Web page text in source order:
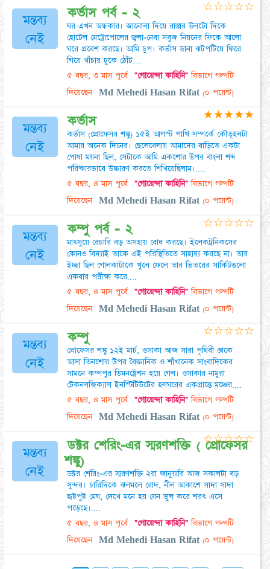
মন্তব্য
নেই
কর্ভাস পর্ব - ২
ঘর এখন অন্ধকার। জানোলা দিয়ে রাস্তার উলটো দিকে
হোটেল মেট্রোপোলের জ্বলা-নেবা সবুজ নিয়নের ফিকে আলো
ঘরে প্রবেশ করছে। আমি চুপ। কর্ভাস ডানা ঝটপটিয়ে ফিরে
গিয়ে খাঁচায় ঢুকে ঠোঁট....
৫ বছর, ৩ মাস পূর্বে "গোয়েন্দা কাহিনি"বিভাগে গল্পটি
দিয়েছেন
Md Mehedi Hasan Rifat(০ পয়েন্ট)
☆☆☆☆☆
মন্তব্য
নেই
কর্ভাস
কর্ভাস (প্রোফেসর শঙ্কু) ১৫ই আগস্ট পাখি সম্পর্কে কৌতূহলটা
আমার অনেক দিনের। ছেলেবেলায় আমাদের বাড়িতে একটা
পোষা ময়না ছিল, সেটাকে আমি একশোর উপর বাংলা শব্দ
পরিষ্কারভাবে উচ্চারণ করতে শিখিয়েছিলাম।....
৫ বছর, ৪ মাস পূর্বে "গোয়েন্দা কাহিনি"বিভাগে গল্পটি
দিয়েছেন
Md Mehedi Hasan Rifat(০ পয়েন্ট)
★★★★★
মন্তব্য
নেই
কম্পু পর্ব - ২
মাৎসুয়ে বেচারি বড় অসহায় বোধ করছে। ইলেকট্রনিকসের
কোনও বিদ্যাই তাকে এই পরিস্থিতিতে সাহায্য করছে না। তার
ইচ্ছা ছিল গোলকাটাকে খুলে ফেলে তার ভিতরের সার্কিটগুলো
একবার পরীক্ষা করে....
৫ বছর, ৪ মাস পূর্বে "গোয়েন্দা কাহিনি"বিভাগে গল্পটি
দিয়েছেন
Md Mehedi Hasan Rifat(০ পয়েন্ট)
☆☆☆☆☆
মন্তব্য
নেই
কম্পু
প্রোফেসর শঙ্কু ১২ই মার্চ, ওসাকা আজ সারা পৃথিবী থেকে
আসা তিনশোর উপর বৈজ্ঞানিক ও শাঁখানেক সাংবাদিকের
সামনে কম্পপুর ডিমনষ্ট্রেশন হয়ে গেল। ওসাকার নামুরা
টেকনলজিক্যাল ইনস্টিটিউটের হলঘরের একপ্রান্তে মঞ্চের....
৫ বছর, ৪ মাস পূর্বে "গোয়েন্দা কাহিনি"বিভাগে গল্পটি
দিয়েছেন
Md Mehedi Hasan Rifat(০ পয়েন্ট)
☆☆☆☆☆
মন্তব্য
নেই
ডক্টর শেরিং-এর স্মরণশক্তি ( প্রোফেসর
শঙ্কু)
ডক্টর শেরিং-এর স্মরণশক্তি ২রা জানুয়ারি আজ সকালটা বড়
সুন্দর। চারিদিকে ঝলমলে রোদ, নীল আকাশে সাদা সাদা
হৃষ্টপুষ্ট মেঘ, দেখে মনে হয় যেন ভুল করে শরৎ এসে
পড়েছে।....
৫ বছর, ৪ মাস পূর্বে "গোয়েন্দা কাহিনি"বিভাগে গল্পটি
দিয়েছেন
Md Mehedi Hasan Rifat(০ পয়েন্ট)
☆☆☆☆☆